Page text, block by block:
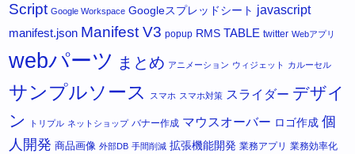
Script Google Workspace Googleスプレッドシート javascript
manifest.json Manifest V3 popup RMS TABLE twitter Webアプリ
webパーツ まとめ アニメーション ウィジェット カルーセル
サンプルソース スマホ スマホ対策 スライダー デザイ
ン
トリプル ネットショップ バナー作成 マウスオーバー ロゴ作成 個
人開発 商品画像 外部DB 手間削減 拡張機能開発 業務アプリ 業務効率化